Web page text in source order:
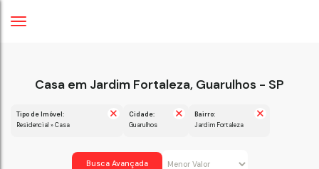
Casa em Jardim Fortaleza, Guarulhos - SP
Tipo de Imóvel:
Residencial » Casa
Cidade:
Guarulhos
Bairro:
Jardim Fortaleza
Busca Avançada